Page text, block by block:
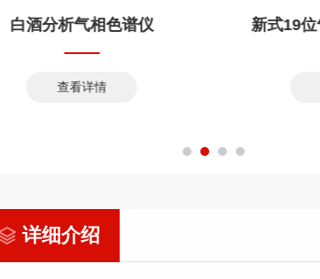
新式19位气相色谱GC自动进样器
详细介绍